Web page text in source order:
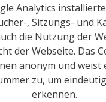
Analytics installierte
, Sitzungs- und
die Nutzung der
der Webseite. Das
anonym und weist
zu, um
erkennen.